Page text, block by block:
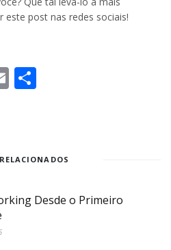
este post nas redes sociais!
Email
Desde o Primeiro